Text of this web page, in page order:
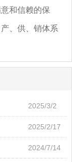
和信赖的保
、供、销体系
2025/3/2
2025/2/17
2024/7/14